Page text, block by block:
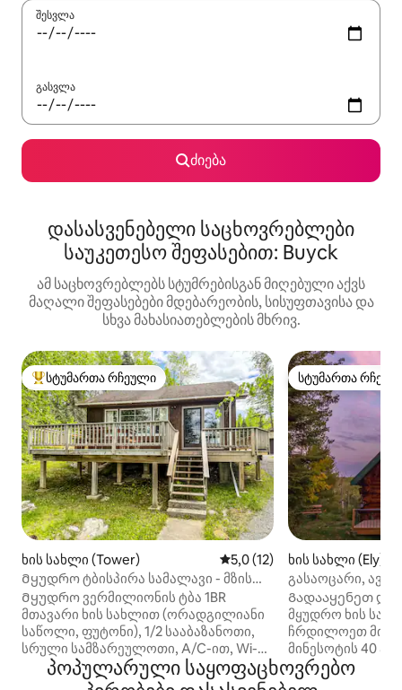
შესვლა
გასვლა
ძიება
დასასვენებელი საცხოვრებლები
საუკეთესო შეფასებით: Buyck
ამ საცხოვრებლებს სტუმრებისგან მიღებული აქვს
მაღალი შეფასებები მდებარეობის, სისუფთავისა და
სხვა მახასიათებლების მხრივ.
სტუმართა რჩეული მოწინავე ვარიანტი
სტუმართა რჩეული
ხის სახლი (Tower) საშუალო შეფასებაა 5‑დან
5,0 (12)
Მყუდრო ტბისპირა სამალავი - მზის
ჩასვლის განსაცვიფრებელი ხედები!
Მყუდრო ვერმილიონის ტბა 1BR
მთავარი ხის სახლით (ორადგილიანი
საწოლი, ფუტონი), 1/2 სააბაზანოთი,
სრული სამზარეულოთი, A/C-ით, Wi-Fi
ქსელით და ტერასით ტბის ხედით.
Ტბისპირა ბუნკერში არის
სტუმართა
სტუმართა
ხის სახლი (Ely)
გასაოცარი,
16 ჰექტარზე
Გადააყენეთ და
მყუდრო ხის
ჩრდილოეთ
მინესოტის 40
ლანდშაფტზე
Მიუხედავად
პოპულარული საყოფაცხოვრებო